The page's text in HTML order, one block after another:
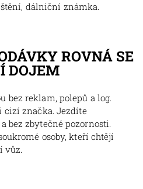
dálniční známka.
ROVNÁ SE
DOJEM
bez reklam, polepů a log.
cizí značka. Jezdíte
bez zbytečné pozornosti.
osoby, kteří chtějí
vůz.